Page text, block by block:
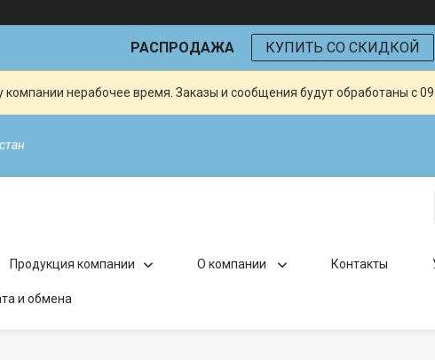
РАСПРОДАЖА КУПИТЬ СО СКИДКОЙ
компании нерабочее время. Заказы и сообщения будут обработаны с
Продукция компании О компании Контакты
и обмена